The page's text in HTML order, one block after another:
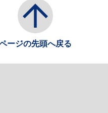
ージの先頭へ戻る